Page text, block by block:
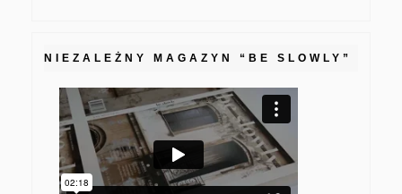
NIEZALEŻNY MAGAZYN “BE SLOWLY”